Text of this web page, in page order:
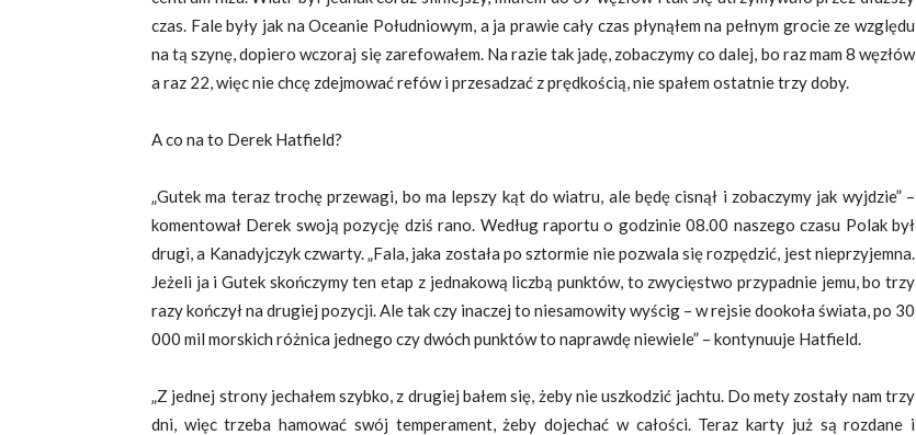
czas. Fale były jak na Oceanie Południowym, a ja prawie cały czas płynąłem na pełnym grocie ze względu
na tą szynę, dopiero wczoraj się zarefowałem. Na razie tak jadę, zobaczymy co dalej, bo raz mam 8 węzłów
a raz 22, więc nie chcę zdejmować refów i przesadzać z prędkością, nie spałem ostatnie trzy doby.
A co na to Derek Hatfield?
„Gutek ma teraz trochę przewagi, bo ma lepszy kąt do wiatru, ale będę cisnął i zobaczymy jak wyjdzie” –
komentował Derek swoją pozycję dziś rano. Według raportu o godzinie 08.00 naszego czasu Polak był
drugi, a Kanadyjczyk czwarty. „Fala, jaka została po sztormie nie pozwala się rozpędzić, jest nieprzyjemna.
Jeżeli ja i Gutek skończymy ten etap z jednakową liczbą punktów, to zwycięstwo przypadnie jemu, bo trzy
razy kończył na drugiej pozycji. Ale tak czy inaczej to niesamowity wyścig – w rejsie dookoła świata, po 30
000 mil morskich różnica jednego czy dwóch punktów to naprawdę niewiele” – kontynuuje Hatfield.
„Z jednej strony jechałem szybko, z drugiej bałem się, żeby nie uszkodzić jachtu. Do mety zostały nam trzy
dni, więc trzeba hamować swój temperament, żeby dojechać w całości. Teraz karty już są rozdane i